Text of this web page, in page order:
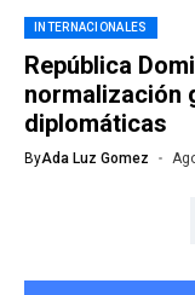
INTERNACIONALES
República
normalización
diplomáticas
ByAda Luz Gomez